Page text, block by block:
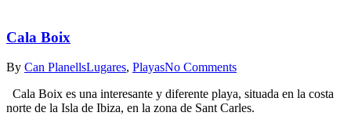
Cala Boix
By Can PlanellsLugares, PlayasNo Comments
Cala Boix es una interesante y diferente playa, situada en la costa
norte de la Isla de Ibiza, en la zona de Sant Carles.